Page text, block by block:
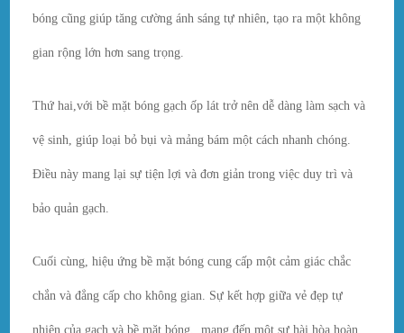
bóng cũng giúp tăng cường ánh sáng tự nhiên, tạo ra một không
gian rộng lớn hơn sang trọng.
Thứ hai,với bề mặt bóng gạch ốp lát trở nên dễ dàng làm sạch và
vệ sinh, giúp loại bỏ bụi và mảng bám một cách nhanh chóng.
Điều này mang lại sự tiện lợi và đơn giản trong việc duy trì và
bảo quản gạch.
Cuối cùng, hiệu ứng bề mặt bóng cung cấp một cảm giác chắc
chắn và đẳng cấp cho không gian. Sự kết hợp giữa vẻ đẹp tự
nhiên của gạch và bề mặt bóng, mang đến một sự hài hòa hoàn